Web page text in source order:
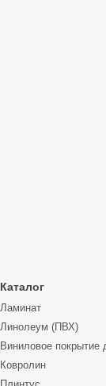
Каталог
Ламинат
Линолеум (ПВХ)
Виниловое покрытие
Ковролин